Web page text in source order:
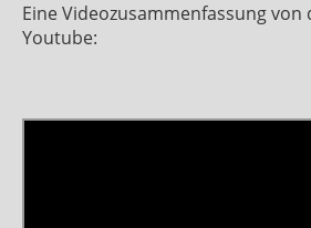
Eine Videozusammenfassung von
Youtube: